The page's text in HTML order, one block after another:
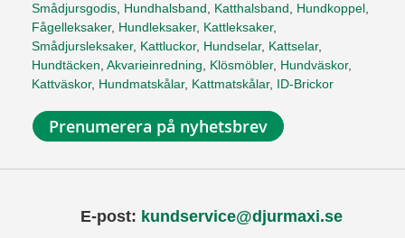
Smådjursgodis, Hundhalsband, Katthalsband, Hundkoppel,
Fågelleksaker, Hundleksaker, Kattleksaker,
Smådjursleksaker, Kattluckor, Hundselar, Kattselar,
Hundtäcken, Akvarieinredning, Klösmöbler, Hundväskor,
Kattväskor, Hundmatskålar, Kattmatskålar, ID-Brickor
Prenumerera på nyhetsbrev
E-post: kundservice@djurmaxi.se